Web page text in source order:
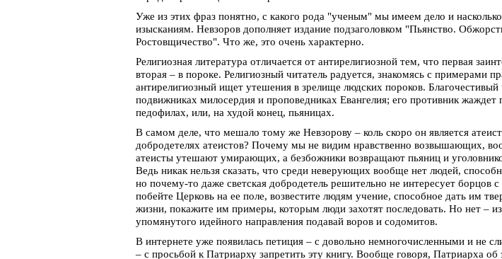
Уже из этих фраз понятно, с какого рода "ученым" мы имеем дело и
изысканиям. Невзоров дополняет издание подзаголовком "Пьянство.
Ростовщичество". Что же, это очень характерно.
Религиозная литература отличается от антирелигиозной тем, что первая
вторая – в пороке. Религиозный читатель радуется, знакомясь с примерами
антирелигиозный ищет утешения в зрелище людских пороков. Благочестивый
подвижниках милосердия и проповедниках Евангелия; его противник жаждет
педофилах, или, на худой конец, пьяницах.
В самом деле, что мешало тому же Невзорову – коль скоро он является
добродетелях атеистов? Почему мы не видим нравственно возвышающих,
атеисты утешают умирающих, а безбожники возвращают пьяниц и
Ведь никак нельзя сказать, что среди неверующих вообще нет людей,
но почему-то даже светская добродетель решительно не интересует борцов
побейте Церковь на ее поле, возвестите людям учение, способное дать им
жизни, покажите им примеры, которым люди захотят последовать. Но нет –
упомянутого идейного направления подавай воров и содомитов.
В интернете уже появилась петиция – с довольно немногочисленными и не
– с просьбой к Патриарху запретить эту книгу. Вообще говоря, Патриарха